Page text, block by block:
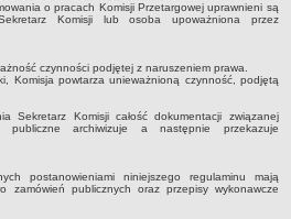
o pracach Komisji Przetargowej uprawnieni są
Komisji lub osoba upoważniona przez
czynności podjętej z naruszeniem prawa.
Komisja powtarza unieważnioną czynność, podjętą
Sekretarz Komisji całość dokumentacji związanej
archiwizuje a następnie przekazuje
postanowieniami niniejszego regulaminu mają
zamówień publicznych oraz przepisy wykonawcze